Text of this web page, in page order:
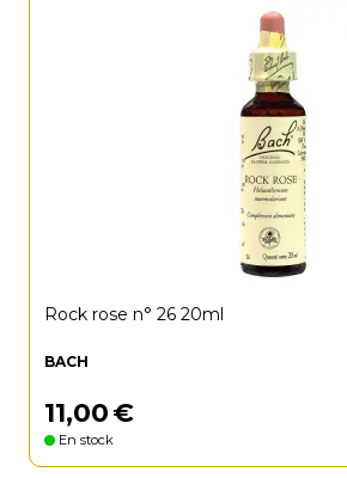
Rock rose n° 26 20ml
BACH
11,00€
En stock